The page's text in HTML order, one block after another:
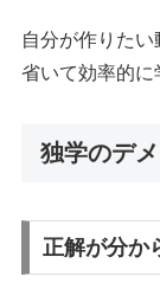
自分が作りた
省いて効率的に
独学のデ
正解が分か